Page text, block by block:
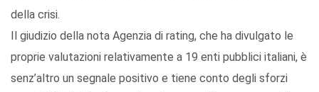
della crisi.
Il giudizio della nota Agenzia di rating, che ha divulgato le
proprie valutazioni relativamente a 19 enti pubblici italiani, è
senz’altro un segnale positivo e tiene conto degli sforzi